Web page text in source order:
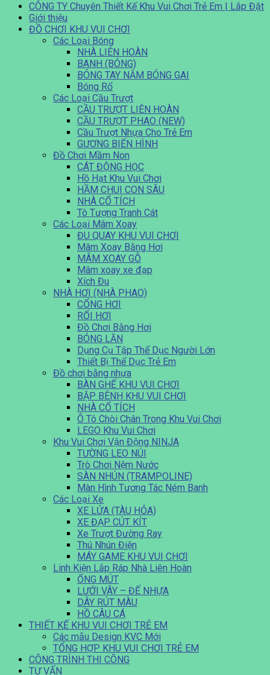
CÔNG TY Chuyên Thiết Kế Khu Vui Chơi Trẻ Em | Lắp Đặt
Giới thiệu
ĐỒ CHƠI KHU VUI CHƠI
Các Loại Bóng
NHÀ LIÊN HOÀN
BANH (BÓNG)
BÓNG TAY NẮM BÓNG GAI
Bóng Rổ
Các Loại Cầu Trượt
CẦU TRƯỢT LIÊN HOÀN
CẦU TRƯỢT PHAO (NEW)
Cầu Trượt Nhựa Cho Trẻ Em
GƯƠNG BIẾN HÌNH
Đồ Chơi Mầm Non
CÁT ĐỘNG HỌC
Hồ Hạt Khu Vui Chơi
HẦM CHUI CON SÂU
NHÀ CỔ TÍCH
Tô Tượng Tranh Cát
Các Loại Mâm Xoay
ĐU QUAY KHU VUI CHƠI
Mâm Xoay Bằng Hơi
MÂM XOAY GỖ
Mâm xoay xe đạp
Xích Đu
NHÀ HƠI (NHÀ PHAO)
CỔNG HƠI
RỐI HƠI
Đồ Chơi Bằng Hơi
BÓNG LĂN
Dụng Cụ Tập Thể Dục Người Lớn
Thiết Bị Thể Dục Trẻ Em
Đồ chơi bằng nhựa
BÀN GHẾ KHU VUI CHƠI
BẬP BÊNH KHU VUI CHƠI
NHÀ CỔ TÍCH
Ô Tô Chòi Chân Trong Khu Vui Chơi
LEGO Khu Vui Chơi
Khu Vui Chơi Vận Động NINJA
TƯỜNG LEO NÚI
Trò Chơi Nệm Nước
SÀN NHÚN (TRAMPOLINE)
Màn Hình Tương Tác Ném Banh
Các Loại Xe
XE LỬA (TÀU HỎA)
XE ĐẠP CÚT KÍT
Xe Trượt Đường Ray
Thú Nhún Điện
MÁY GAME KHU VUI CHƠI
Linh Kiện Lắp Ráp Nhà Liên Hoàn
ỐNG MÚT
LƯỚI VÂY – ĐẾ NHỰA
DÂY RÚT MÀU
HỒ CÂU CÁ
THIẾT KẾ KHU VUI CHƠI TRẺ EM
Các mẫu Design KVC Mới
TỔNG HỢP KHU VUI CHƠI TRẺ EM
CÔNG TRÌNH THI CÔNG
TƯ VẤN